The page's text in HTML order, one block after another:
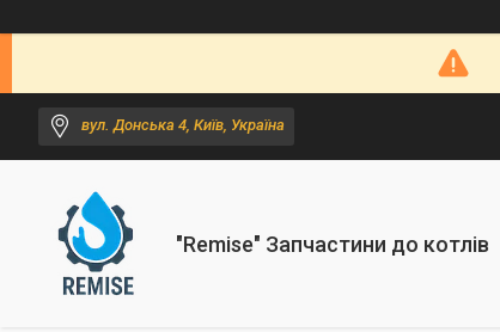
вул. Донська 4, Київ, Україна
"Remise" Запчастини до котлів